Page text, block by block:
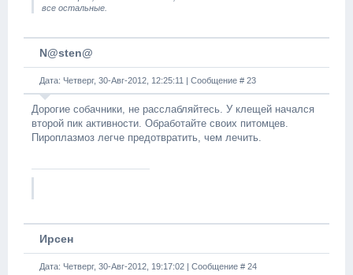
все остальные.
N@sten@
Дата: Четверг, 30-Авг-2012, 12:25:11 | Сообщение # 23
Дорогие собачники, не расслабляйтесь. У клещей начался
второй пик активности. Обработайте своих питомцев.
Пироплазмоз легче предотвратить, чем лечить.
Ирсен
Дата: Четверг, 30-Авг-2012, 19:17:02 | Сообщение # 24